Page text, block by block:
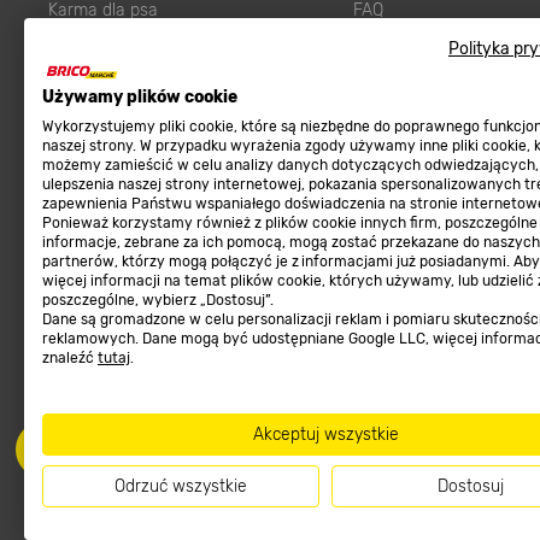
Polityka
Używamy plików cookie
Wykorzystujemy pliki cookie, które są niezbędne do poprawnego
naszej strony. W przypadku wyrażenia zgody używamy inne pliki cookie,
możemy zamieścić w celu analizy danych dotyczących odwiedzających,
ulepszenia naszej strony internetowej, pokazania spersonalizowanych
zapewnienia Państwu wspaniałego doświadczenia na stronie
Ponieważ korzystamy również z plików cookie innych firm, poszczególne
informacje, zebrane za ich pomocą, mogą zostać przekazane do naszych
partnerów, którzy mogą połączyć je z informacjami już posiadanymi.
więcej informacji na temat plików cookie, których używamy, lub udzielić
poszczególne, wybierz „Dostosuj”.
Dane są gromadzone w celu personalizacji reklam i pomiaru
reklamowych. Dane mogą być udostępniane Google LLC, więcej
znaleźć tutaj.
Akceptuj wszystkie
Odrzuć wszystkie Dostosuj
Karma dla psa
Farby wewnętrzne białe
Elektryka
Panele
Elektronarzędzia
Płytki
Panele podłogowe
Płyty OSB/HDF
Grabie do ogrodu
FAQ
Prawny obowiązek
Regulaminy
Regulaminy
Polityka prywatności